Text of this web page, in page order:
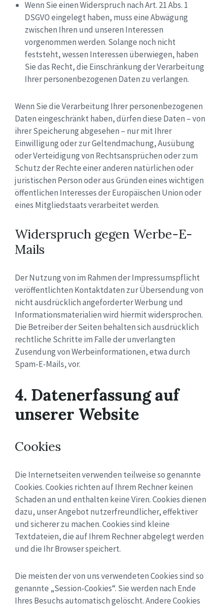
Wenn Sie einen Widerspruch nach Art. 21 Abs. 1
DSGVO eingelegt haben, muss eine Abwägung
zwischen Ihren und unseren Interessen
vorgenommen werden. Solange noch nicht
feststeht, wessen Interessen überwiegen, haben
Sie das Recht, die Einschränkung der Verarbeitung
Ihrer personenbezogenen Daten zu verlangen.
Wenn Sie die Verarbeitung Ihrer personenbezogenen
Daten eingeschränkt haben, dürfen diese Daten – von
ihrer Speicherung abgesehen – nur mit Ihrer
Einwilligung oder zur Geltendmachung, Ausübung
oder Verteidigung von Rechtsansprüchen oder zum
Schutz der Rechte einer anderen natürlichen oder
juristischen Person oder aus Gründen eines wichtigen
öffentlichen Interesses der Europäischen Union oder
eines Mitgliedstaats verarbeitet werden.
Widerspruch gegen Werbe-E-
Mails
Der Nutzung von im Rahmen der Impressumspflicht
veröffentlichten Kontaktdaten zur Übersendung von
nicht ausdrücklich angeforderter Werbung und
Informationsmaterialien wird hiermit widersprochen.
Die Betreiber der Seiten behalten sich ausdrücklich
rechtliche Schritte im Falle der unverlangten
Zusendung von Werbeinformationen, etwa durch
Spam-E-Mails, vor.
4. Datenerfassung auf
unserer Website
Cookies
Die Internetseiten verwenden teilweise so genannte
Cookies. Cookies richten auf Ihrem Rechner keinen
Schaden an und enthalten keine Viren. Cookies dienen
dazu, unser Angebot nutzerfreundlicher, effektiver
und sicherer zu machen. Cookies sind kleine
Textdateien, die auf Ihrem Rechner abgelegt werden
und die Ihr Browser speichert.
Die meisten der von uns verwendeten Cookies sind so
genannte „Session-Cookies“. Sie werden nach Ende
Ihres Besuchs automatisch gelöscht. Andere Cookies